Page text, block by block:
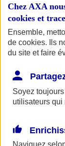
revenus et verse
prévoyance
POURQUOI
Chez AXA
cookies et
Ensemble,
de cookies. Ils
du site et faire
Soyez
utilisateurs qui